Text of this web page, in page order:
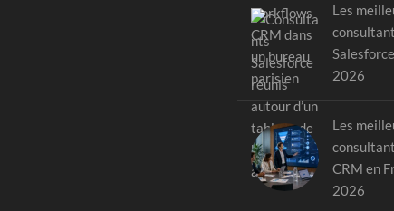
Les
2026
Les
CRM en
2026